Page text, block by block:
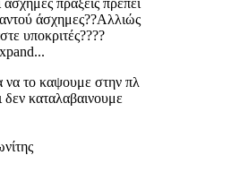
πράξεις πρέπει
άσχημες??Αλλιώς
υποκριτές????
να το καψουμε στην πλ
δεν καταλαβαινουμε